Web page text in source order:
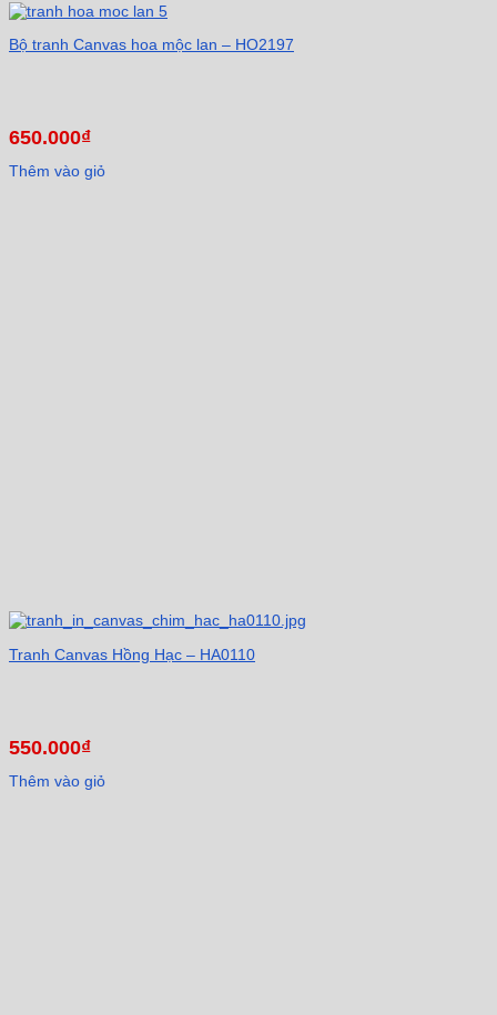
Bộ tranh Canvas hoa mộc lan – HO2197
650.000₫
Thêm vào giỏ
Tranh Canvas Hồng Hạc – HA0110
550.000₫
Thêm vào giỏ